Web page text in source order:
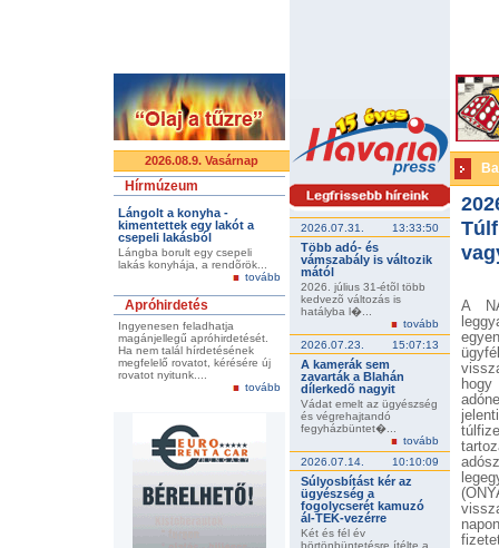
2026.08.9. Vasárnap
Hírmúzeum
Lángolt a konyha -
kimentettek egy lakót a
csepeli lakásból
Lángba borult egy csepeli
lakás konyhája, a rendõrök...
tovább
Apróhirdetés
Ingyenesen feladhatja
magánjellegű apróhirdetését.
Ha nem talál hírdetésének
megfelelő rovatot, kérésére új
rovatot nyitunk....
tovább
2026.07.31. 13:33:50
Több adó- és
vámszabály is változik
mától
2026. július 31-étõl több
kedvezõ változás is
hatályba l�...
tovább
2026.07.23.
15:07:13
A kamerák sem
zavarták a Blahán
dílerkedõ nagyit
Vádat emelt az ügyészség
és végrehajtandó
fegyházbüntet�...
tovább
2026.07.14.
10:10:09
Súlyosbítást kér az
ügyészség a
fogolycserét kamuzó
ál-TEK-vezérre
Két és fél év
börtönbüntetésre ítélte a
A